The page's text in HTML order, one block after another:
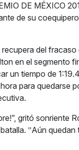
DE MÉXICO
de su
del
en el segmento
un tiempo de
para quedarse
gritó sonriente
‟Aún